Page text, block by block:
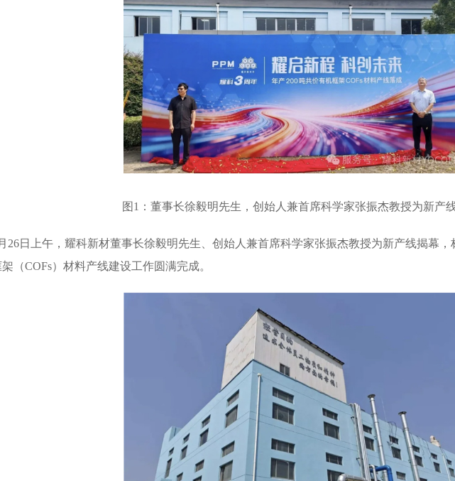
图1：董事长徐毅明先生，创始人兼首席科学家张振杰教授为新产
26日上午，耀科新材董事长徐毅明先生、创始人兼首席科学家张振杰教授为新产线揭幕，
（COFs）材料产线建设工作圆满完成。